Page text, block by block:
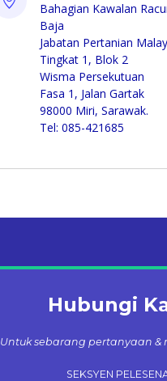
Bahagian Kawalan
Baja
Jabatan Pertanian
Tingkat 1, Blok 2
Wisma Persekutuan
Fasa 1, Jalan Gartak
98000 Miri, Sarawak.
Tel: 085-421685
Hubungi
Untuk sebarang pertanyaan &
SEKSYEN